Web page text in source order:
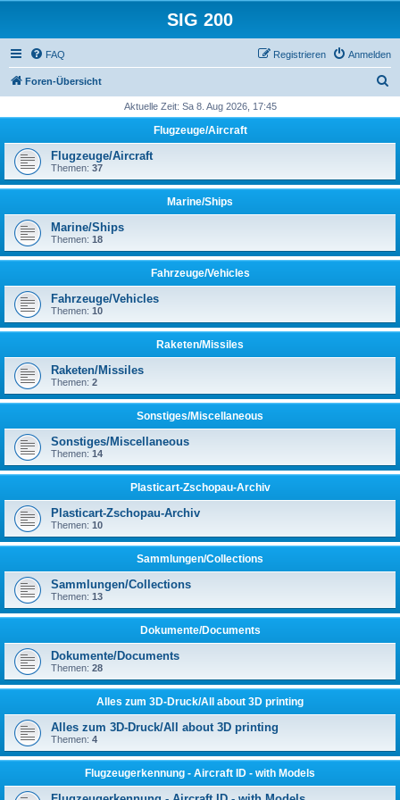
SIG 200
FAQ Anmelden
Registrieren
Foren-Übersicht
h
Aktuelle Zeit: Sa 8. Aug 2026, 17:45
Flugzeuge/Aircraft
Flugzeuge/Aircraft
Themen: 37
Marine/Ships
Marine/Ships
Themen: 18
Fahrzeuge/Vehicles
Fahrzeuge/Vehicles
Themen: 10
Raketen/Missiles
Raketen/Missiles
Themen: 2
Sonstiges/Miscellaneous
Sonstiges/Miscellaneous
Themen: 14
Plasticart-Zschopau-Archiv
Plasticart-Zschopau-Archiv
Themen: 10
Sammlungen/Collections
Sammlungen/Collections
Themen: 13
Dokumente/Documents
Dokumente/Documents
Themen: 28
Alles zum 3D-Druck/All about 3D printing
Alles zum 3D-Druck/All about 3D printing
Themen: 4
Flugzeugerkennung - Aircraft ID - with Models